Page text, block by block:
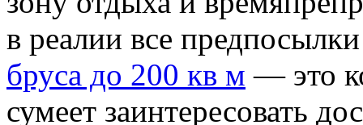
в реалии все
бруса до 200 кв м — это
сумеет заинтересовать